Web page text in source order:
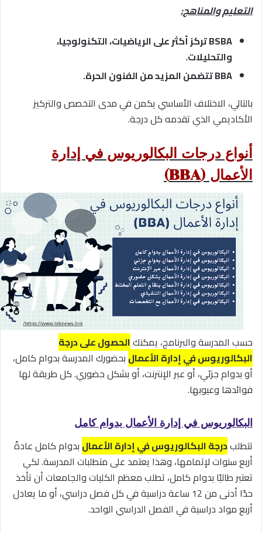
التعليم والمناهج:
BSBA تركز أكثر على الرياضيات، التكنولوجيا،
والتحليلات.
BBA تتضمن المزيد من الفنون الحرة.
بالتالي، الاختلاف الأساسي يكمن في مدى التخصص والتركيز
الأكاديمي الذي تقدمه كل درجة.
أنواع درجات البكالوريوس في إدارة
الأعمال (BBA)
حسب المدرسة والبرنامج، يمكنكالحصول على درجة
البكالوريوس في إدارة الأعمال بحضورك المدرسة بدوام كامل،
أو بدوام جزئي، أو عبر الإنترنت، أو بشكل حضوري. كل طريقة لها
فوائدها وعيوبها.
البكالوريوس في إدارة الأعمال بدوام كامل
تتطلبدرجة البكالوريوس في إدارة الأعمال بدوام كامل عادةً
أربع سنوات لإتمامها، وهذا يعتمد على متطلبات المدرسة. لكي
تعتبر طالبًا بدوام كامل، تطلب معظم الكليات والجامعات أن تأخذ
حدًا أدنى من 12 ساعة دراسية في كل فصل دراسي، أو ما يعادل
أربع مواد دراسية في الفصل الدراسي الواحد.